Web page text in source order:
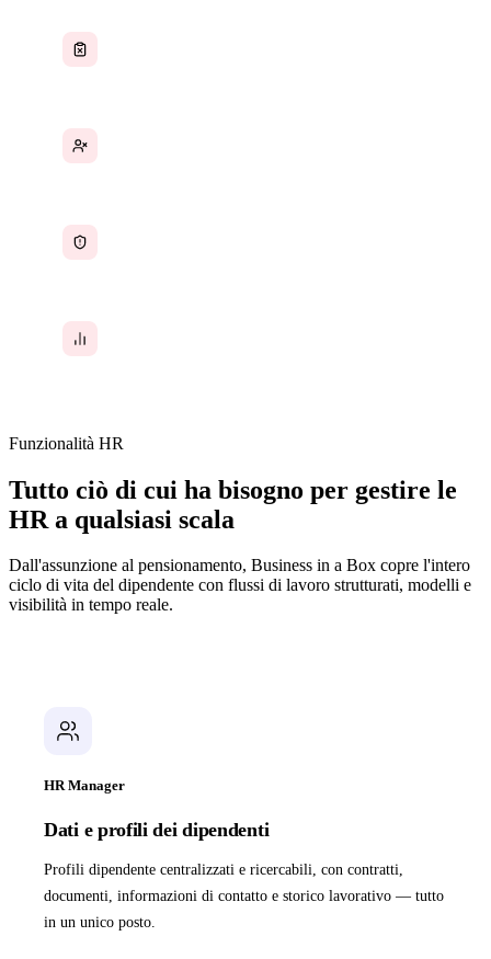
Funzionalità HR
Tutto ciò di cui ha bisogno per gestire le
HR a qualsiasi scala
Dall'assunzione al pensionamento, Business in a Box copre l'intero
ciclo di vita del dipendente con flussi di lavoro strutturati, modelli e
visibilità in tempo reale.
HR Manager
Dati e profili dei dipendenti
Profili dipendente centralizzati e ricercabili, con contratti,
documenti, informazioni di contatto e storico lavorativo — tutto
in un unico posto.